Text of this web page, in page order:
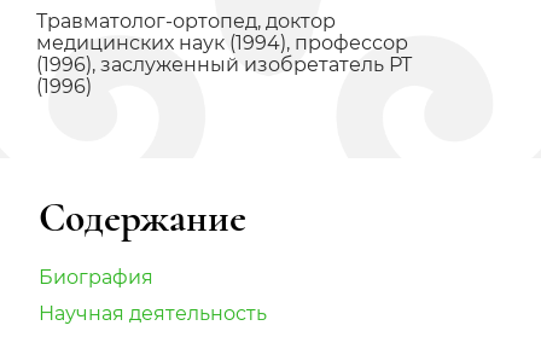
Травматолог-ортопед, доктор
медицинских наук (1994), профессор
(1996), заслуженный изобретатель РТ
(1996)
Содержание
Биография
Научная деятельность